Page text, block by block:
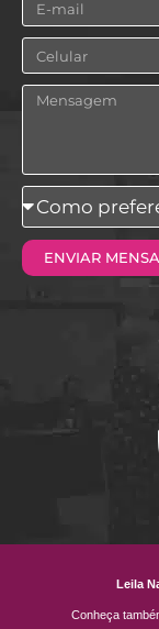
Email
Celular
Mensagem
Como
prefere
receber
ENVIAR
Leila
Conheça